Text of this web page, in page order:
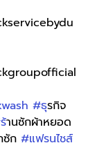
#ธุรกิจ
้านซักผ้าหยอด
ซัก #แฟรนไชส์